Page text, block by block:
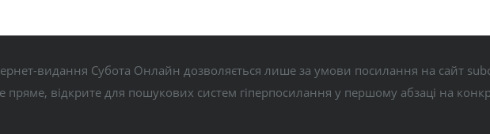
видання Субота Онлайн дозволяється лише за умови посилання на сайт
пряме, відкрите для пошукових систем гіперпосилання у першому абзаці на